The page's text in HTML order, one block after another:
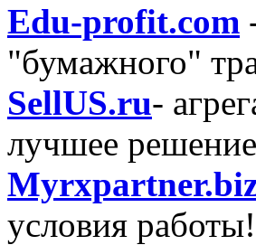
Edu-profit.com
"бумажного"
SellUS.ru-
лучшее
условия